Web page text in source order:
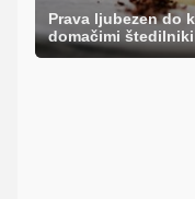
Prava ljubezen do
domačimi štedilniki